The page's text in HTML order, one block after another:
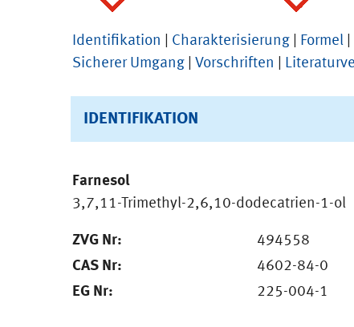
Identifikation Charakterisierung Formel
Sicherer Umgang
Vorschriften
IDENTIFIKATION
Farnesol
3,7,11-Trimethyl-2,6,10-dodecatrien-1-ol
ZVG Nr:
494558
CAS Nr:
4602-84-0
EG Nr:
225-004-1